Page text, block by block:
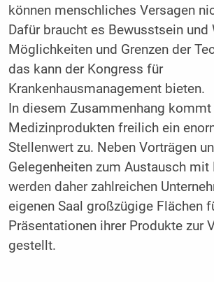
können menschliches Versagen
Dafür braucht es Bewusstsein
Möglichkeiten und Grenzen der
das kann der Kongress für
Krankenhausmanagement bieten.
In diesem Zusammenhang kommt
Medizinprodukten freilich ein
Stellenwert zu. Neben Vorträgen
Gelegenheiten zum Austausch mit
werden daher zahlreichen
eigenen Saal großzügige Flächen
Präsentationen ihrer Produkte zur
gestellt.